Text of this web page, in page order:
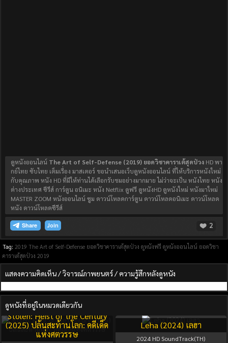
ดูหนังออนไลน์ The Art of Self-Defense (2019) ยอดวิชาคาราเต้สุดป่วง HD พา
กย์ไทย ซับไทย เต็มเรื่อง มาสเตอร์ ขอนำเสนอเว็บดูหนังออนไลน์ ที่ให้บริการหนังใหม่
กับคุณภาพ หนัง HD ที่มีให้ท่านได้เลือกรับชมอย่างมากมาย ไม่ว่าจะเป็น หนังไทย หนัง
ต่างประเทศ ซีรีส์ การ์ตูน อนิเมะ หนัง Netflix ดูฟรี ดูหนังHD ดูหนังใหม่ หนังมาใหม่
MASTER ZOOM หนังออนไลน์ ซูม ดาวน์โหลดการ์ตูน ดาวน์โหลดอนิเมะ ดาวน์โหลด
หนัง ดาวน์โหลดซีรีส์
Join 2
Tag: 2019 The Art of Self-Defense ยอดวิชาคาราเต้สุดป่วง ดูหนังฟรี ดูหนังออนไลน์ ยอดวิชา
คาราเต้สุดป่วง 2019
แสดงความคิดเห็น / วิจารณ์ภาพยนตร์ / ความรู้สึกหลังดูหนัง
ดูหนังที่อยู่ในหมวดเดียวกัน
Stolen: Heist of the Century
(2025) ปล้นสะท้านโลก: คดีเด็ด
แห่งศตวรรษ
Leha (2024) เลฮา
2024 HD SoundTrack(TH)